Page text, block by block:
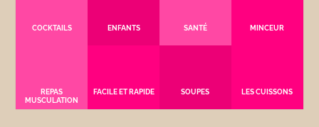
COCKTAILS ENFANTS SANTÉ MINCEUR
REPAS
MUSCULATION
FACILE ET RAPIDE SOUPES LES CUISSONS